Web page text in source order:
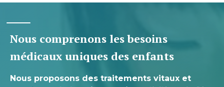
Nous comprenons les besoins
médicaux uniques des enfants
Nous proposons des traitements vitaux et